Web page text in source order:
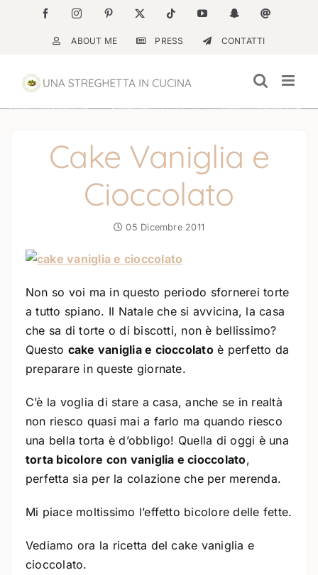
contenuto
FacebookInstagramPinterest Tiktok YouTubeSnapchatEmail
ABOUT ME PRESS CONTATTI
Cake Vaniglia e
Cioccolato
05 Dicembre 2011
Non so voi ma in questo periodo sfornerei torte
a tutto spiano. Il Natale che si avvicina, la casa
che sa di torte o di biscotti, non è bellissimo?
Questo cake vaniglia e cioccolatoè perfetto da
preparare in queste giornate.
C’è la voglia di stare a casa, anche se in realtà
non riesco quasi mai a farlo ma quando riesco
una bella torta è d’obbligo! Quella di oggi è una
torta bicolore con vaniglia e cioccolato,
perfetta sia per la colazione che per merenda.
Mi piace moltissimo l’effetto bicolore delle fette.
Vediamo ora la ricetta del cake vaniglia e
cioccolato.